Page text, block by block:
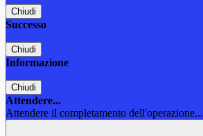
Chiudi
Successo
Chiudi
Informazione
Chiudi
Attendere...
Attendere il completamento dell'operazione...